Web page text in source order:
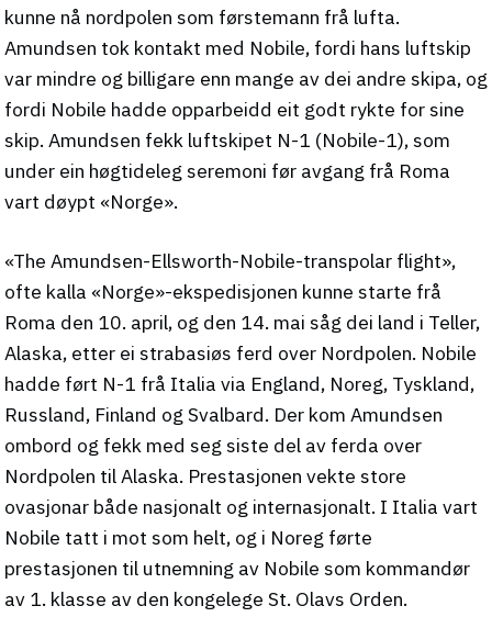
kunne nå nordpolen som førstemann frå lufta.
Amundsen tok kontakt med Nobile, fordi hans luftskip
var mindre og billigare enn mange av dei andre skipa, og
fordi Nobile hadde opparbeidd eit godt rykte for sine
skip. Amundsen fekk luftskipet N-1 (Nobile-1), som
under ein høgtideleg seremoni før avgang frå Roma
vart døypt «Norge».
«The Amundsen-Ellsworth-Nobile-transpolar flight»,
ofte kalla «Norge»-ekspedisjonen kunne starte frå
Roma den 10. april, og den 14. mai såg dei land i Teller,
Alaska, etter ei strabasiøs ferd over Nordpolen. Nobile
hadde ført N-1 frå Italia via England, Noreg, Tyskland,
Russland, Finland og Svalbard. Der kom Amundsen
ombord og fekk med seg siste del av ferda over
Nordpolen til Alaska. Prestasjonen vekte store
ovasjonar både nasjonalt og internasjonalt. I Italia vart
Nobile tatt i mot som helt, og i Noreg førte
prestasjonen til utnemning av Nobile som kommandør
av 1. klasse av den kongelege St. Olavs Orden.